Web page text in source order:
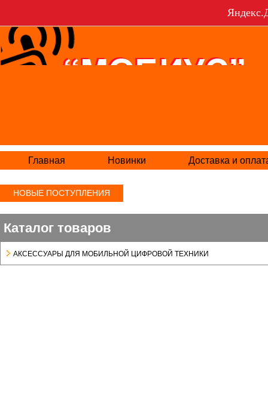
Главная Новинки Доставка и
НОВЫЕ ПОСТУПЛЕНИЯ
Каталог товаров
АКСЕСCУАРЫ ДЛЯ МОБИЛЬНОЙ ЦИФРОВОЙ ТЕХНИКИ